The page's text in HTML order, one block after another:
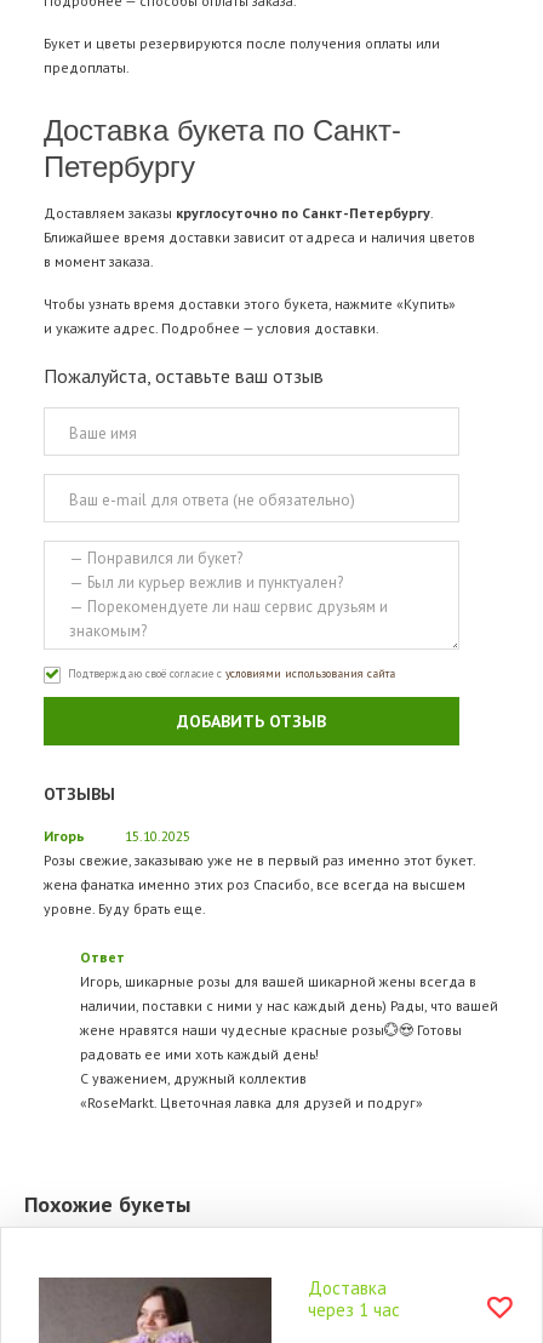
Букет и цветы резервируются после получения оплаты или
предоплаты.
Доставка букета по Санкт-
Петербургу
Доставляем заказы круглосуточно по Санкт-Петербургу.
Ближайшее время доставки зависит от адреса и наличия цветов
в момент заказа.
Чтобы узнать время доставки этого букета, нажмите «Купить»
и укажите адрес. Подробнее — условия доставки.
Пожалуйста, оставьте ваш отзыв
Подтверждаю своё согласие с условиями использования сайта
ДОБАВИТЬ ОТЗЫВ
ОТЗЫВЫ
Игорь
15.10.2025
Розы свежие, заказываю уже не в первый раз именно этот букет.
жена фанатка именно этих роз Спасибо, все всегда на высшем
уровне. Буду брать еще.
Ответ
Игорь, шикарные розы для вашей шикарной жены всегда в
наличии, поставки с ними у нас каждый день) Рады, что вашей
жене нравятся наши чудесные красные розы💮😍 Готовы
радовать ее ими хоть каждый день!
С уважением, дружный коллектив
«RoseMarkt. Цветочная лавка для друзей и подруг»
Похожие букеты
Доставка
через 1 час